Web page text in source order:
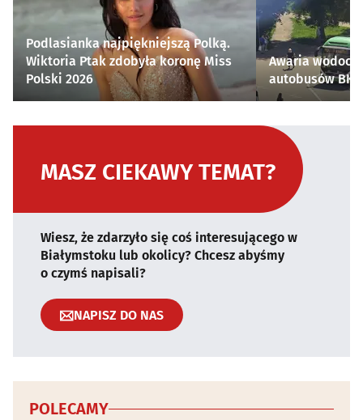
Podlasianka najpiękniejszą Polką.
Wiktoria Ptak zdobyła koronę Miss
Polski 2026
Awaria
autobusów
MASZ CIEKAWY TEMAT?
Wiesz, że zdarzyło się coś interesującego w
Białymstoku lub okolicy? Chcesz abyśmy
o czymś napisali?
NAPISZ DO NAS
POLECAMY